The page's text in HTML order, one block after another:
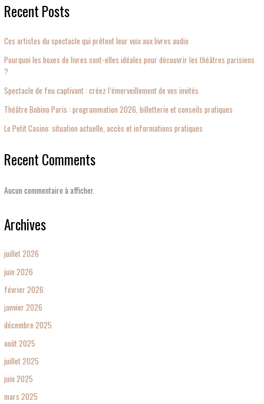
Recent Posts
Ces artistes du spectacle qui prêtent leur voix aux livres audio
Pourquoi les boxes de livres sont-elles idéales pour découvrir les théâtres parisiens
?
Spectacle de feu captivant : créez l’émerveillement de vos invités
Théâtre Bobino Paris : programmation 2026, billetterie et conseils pratiques
Le Petit Casino: situation actuelle, accès et informations pratiques
Recent Comments
Aucun commentaire à afficher.
Archives
juillet 2026
juin 2026
février 2026
janvier 2026
décembre 2025
août 2025
juillet 2025
juin 2025
mars 2025